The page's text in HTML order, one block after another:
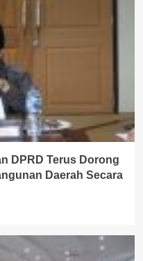
DPRD Terus Dorong
Daerah Secara